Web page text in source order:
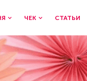
ЧЕК СТАТЬИ